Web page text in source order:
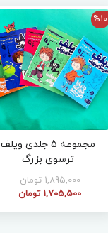
%10
مجموعه 5 جلدی ویلف
ترسوی بزرگ
1,895,000 تومان
1,705,500 تومان